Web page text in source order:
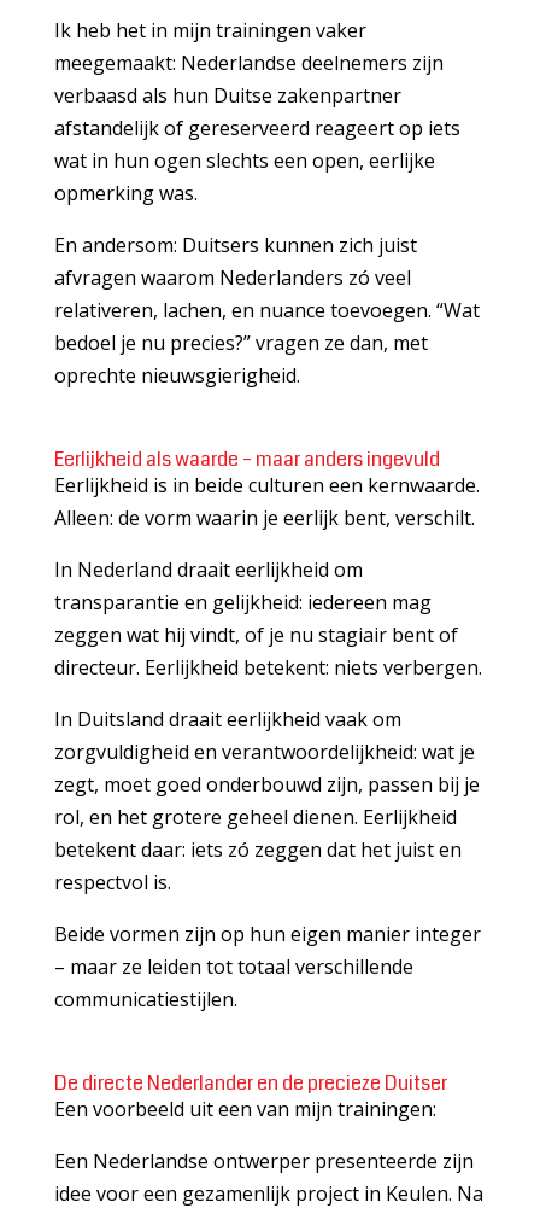
Ik heb het in mijn trainingen vaker
meegemaakt: Nederlandse deelnemers zijn
verbaasd als hun Duitse zakenpartner
afstandelijk of gereserveerd reageert op iets
wat in hun ogen slechts een open, eerlijke
opmerking was.
En andersom: Duitsers kunnen zich juist
afvragen waarom Nederlanders zó veel
relativeren, lachen, en nuance toevoegen. “Wat
bedoel je nu precies?” vragen ze dan, met
oprechte nieuwsgierigheid.
Eerlijkheid als waarde – maar anders ingevuld
Eerlijkheid is in beide culturen een kernwaarde.
Alleen: de vorm waarin je eerlijk bent, verschilt.
In Nederland draait eerlijkheid om
transparantie en gelijkheid: iedereen mag
zeggen wat hij vindt, of je nu stagiair bent of
directeur. Eerlijkheid betekent: niets verbergen.
In Duitsland draait eerlijkheid vaak om
zorgvuldigheid en verantwoordelijkheid: wat je
zegt, moet goed onderbouwd zijn, passen bij je
rol, en het grotere geheel dienen. Eerlijkheid
betekent daar: iets zó zeggen dat het juist en
respectvol is.
Beide vormen zijn op hun eigen manier integer
– maar ze leiden tot totaal verschillende
communicatiestijlen.
De directe Nederlander en de precieze Duitser
Een voorbeeld uit een van mijn trainingen:
Een Nederlandse ontwerper presenteerde zijn
idee voor een gezamenlijk project in Keulen. Na